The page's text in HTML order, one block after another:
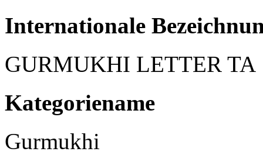
Internationale
GURMUKHI LETTER TA
Kategoriename
Gurmukhi